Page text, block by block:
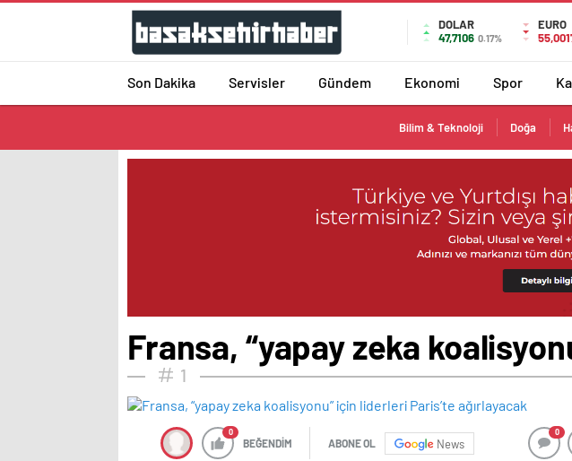
DOLAR
47,7106 0.17%
EURO
Son Dakika Servisler Gündem Ekonomi Spor
Bilim & Teknoloji Doğa
Fransa, “yapay zeka
1
0
BEĞENDİM ABONE OL News
0